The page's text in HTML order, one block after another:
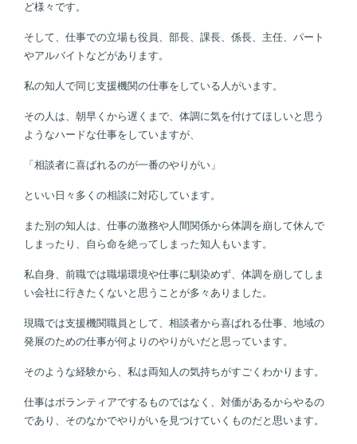
ど様々です。
そして、仕事での立場も役員、部長、課長、係長、主任、パート
やアルバイトなどがあります。
私の知人で同じ支援機関の仕事をしている人がいます。
その人は、朝早くから遅くまで、体調に気を付けてほしいと思う
ようなハードな仕事をしていますが、
「相談者に喜ばれるのが一番のやりがい」
といい日々多くの相談に対応しています。
また別の知人は、仕事の激務や人間関係から体調を崩して休んで
しまったり、自ら命を絶ってしまった知人もいます。
私自身、前職では職場環境や仕事に馴染めず、体調を崩してしま
い会社に行きたくないと思うことが多々ありました。
現職では支援機関職員として、相談者から喜ばれる仕事、地域の
発展のための仕事が何よりのやりがいだと思っています。
そのような経験から、私は両知人の気持ちがすごくわかります。
仕事はボランティアでするものではなく、対価があるからやるの
であり、そのなかでやりがいを見つけていくものだと思います。